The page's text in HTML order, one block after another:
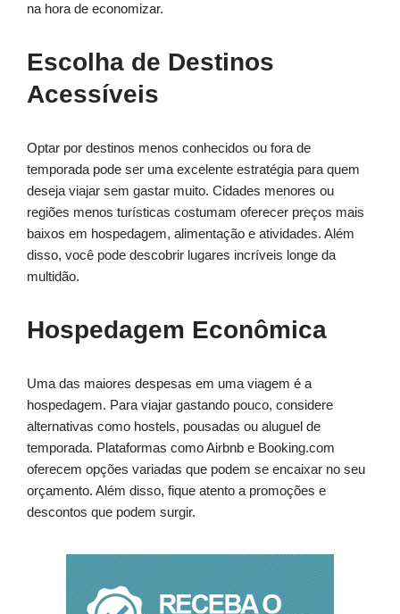
na hora de economizar.
Escolha de Destinos
Acessíveis
Optar por destinos menos conhecidos ou fora de
temporada pode ser uma excelente estratégia para quem
deseja viajar sem gastar muito. Cidades menores ou
regiões menos turísticas costumam oferecer preços mais
baixos em hospedagem, alimentação e atividades. Além
disso, você pode descobrir lugares incríveis longe da
multidão.
Hospedagem Econômica
Uma das maiores despesas em uma viagem é a
hospedagem. Para viajar gastando pouco, considere
alternativas como hostels, pousadas ou aluguel de
temporada. Plataformas como Airbnb e Booking.com
oferecem opções variadas que podem se encaixar no seu
orçamento. Além disso, fique atento a promoções e
descontos que podem surgir.